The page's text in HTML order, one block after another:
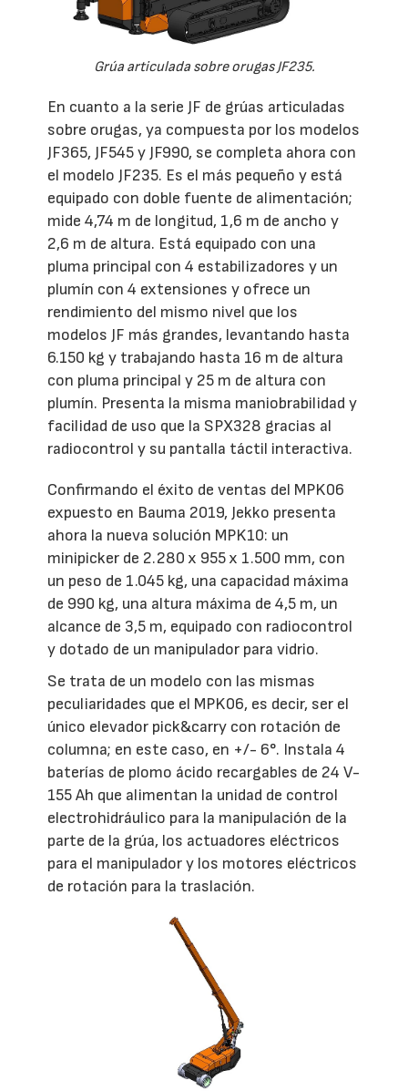
Grúa articulada sobre orugas JF235.
En cuanto a la serie JF de grúas articuladas
sobre orugas, ya compuesta por los modelos
JF365, JF545 y JF990, se completa ahora con
el modelo JF235. Es el más pequeño y está
equipado con doble fuente de alimentación;
mide 4,74 m de longitud, 1,6 m de ancho y
2,6 m de altura. Está equipado con una
pluma principal con 4 estabilizadores y un
plumín con 4 extensiones y ofrece un
rendimiento del mismo nivel que los
modelos JF más grandes, levantando hasta
6.150 kg y trabajando hasta 16 m de altura
con pluma principal y 25 m de altura con
plumín. Presenta la misma maniobrabilidad y
facilidad de uso que la SPX328 gracias al
radiocontrol y su pantalla táctil interactiva.
Confirmando el éxito de ventas del MPK06
expuesto en Bauma 2019, Jekko presenta
ahora la nueva solución MPK10: un
minipicker de 2.280 x 955 x 1.500 mm, con
un peso de 1.045 kg, una capacidad máxima
de 990 kg, una altura máxima de 4,5 m, un
alcance de 3,5 m, equipado con radiocontrol
y dotado de un manipulador para vidrio.
Se trata de un modelo con las mismas
peculiaridades que el MPK06, es decir, ser el
único elevador pick&carry con rotación de
columna; en este caso, en +/- 6°. Instala 4
baterías de plomo ácido recargables de 24 V-
155 Ah que alimentan la unidad de control
electrohidráulico para la manipulación de la
parte de la grúa, los actuadores eléctricos
para el manipulador y los motores eléctricos
de rotación para la traslación.